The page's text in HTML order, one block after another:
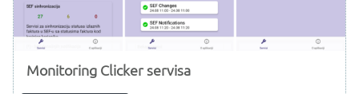
Monitoring Clicker servisa